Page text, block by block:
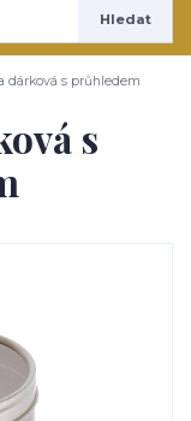
Hledat
dárková s průhledem
s